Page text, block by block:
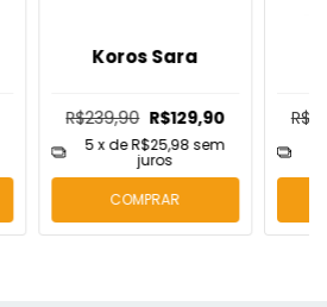
Koros Sara
R$239,90 R$129,90
5x deR$25,98 sem
juros
COMPRAR